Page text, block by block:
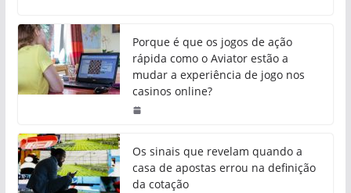
Porque é que os jogos de ação
rápida como o Aviator estão a
mudar a experiência de jogo nos
casinos online?
Os sinais que revelam quando a
casa de apostas errou na definição
da cotação